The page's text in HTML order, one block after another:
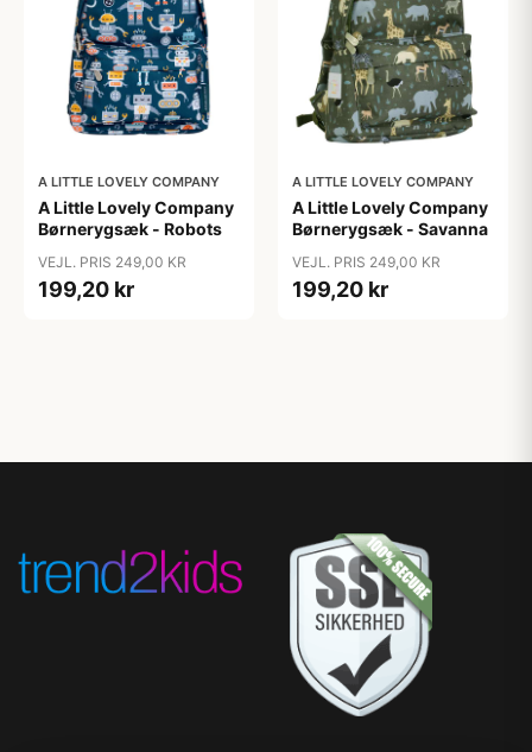
A LITTLE LOVELY COMPANY
A Little Lovely Company
Børnerygsæk - Robots
VEJL. PRIS 249,00 KR
199,20 kr
A LITTLE LOVELY COMPANY
A Little Lovely Company
Børnerygsæk - Savanna
VEJL. PRIS 249,00 KR
199,20 kr